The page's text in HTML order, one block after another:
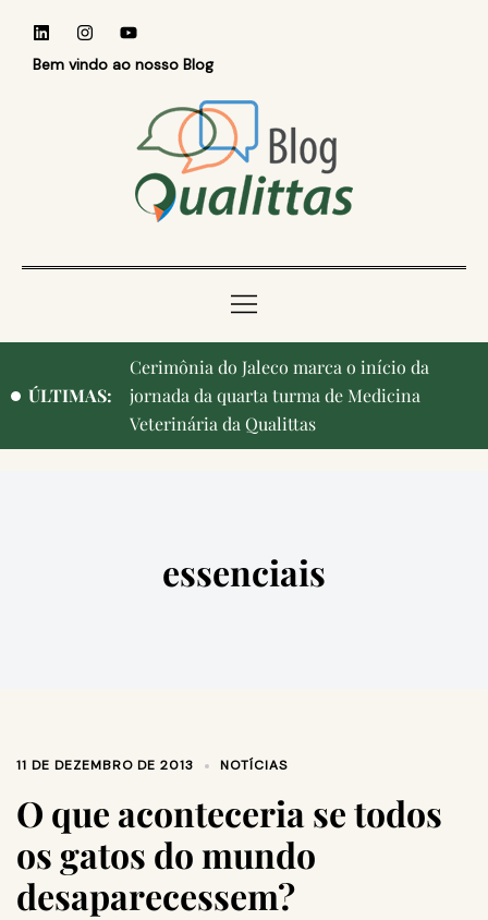
Bem vindo ao nosso Blog
ÚLTIMAS:
Cerimônia do Jaleco marca o início da
jornada da quarta turma de Medicina
Veterinária da Qualittas
essenciais
11 DE DEZEMBRO DE 2013 NOTÍCIAS
O que aconteceria se todos
os gatos do mundo
desaparecessem?